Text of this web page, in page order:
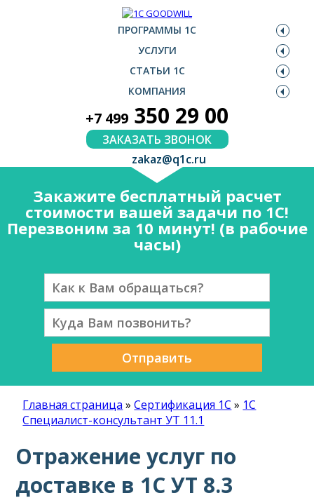
ПРОГРАММЫ 1С
УСЛУГИ
СТАТЬИ 1С
КОМПАНИЯ
+7 499 350 29 00
ЗАКАЗАТЬ ЗВОНОК
zakaz@q1c.ru
Закажите бесплатный расчет
стоимости вашей задачи по 1С!
Перезвоним за 10 минут! (в рабочие
часы)
Отправить
Главная страница »Сертификация 1С » 1С
Специалист-консультант УТ 11.1
Отражение услуг по
доставке в 1С УТ 8.3